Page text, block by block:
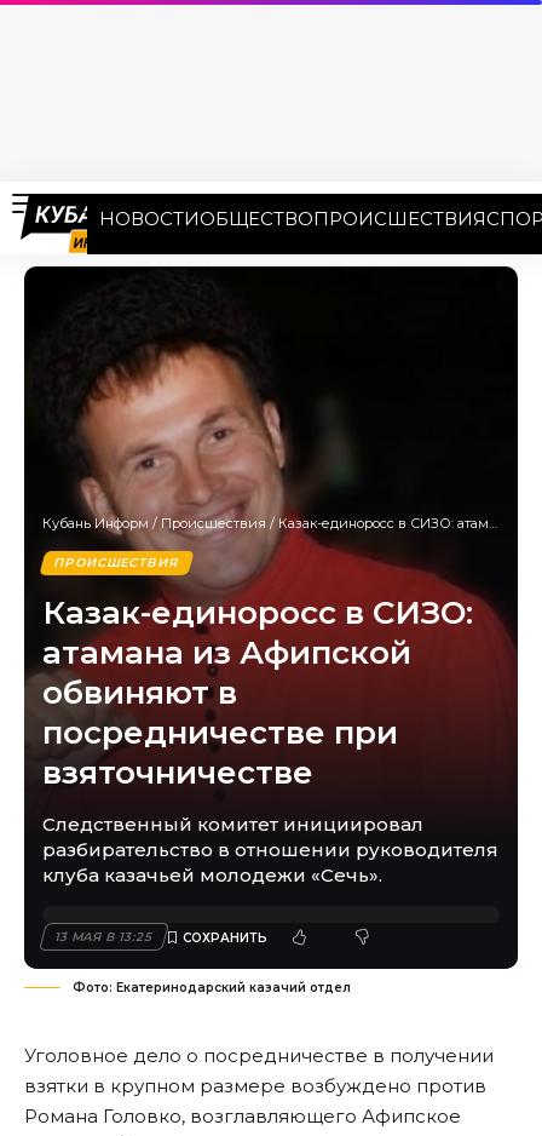
НОВОСТИОБЩЕСТВОПРОИСШЕСТВИЯ
Кубань Информ / Происшествия / Казак-единоросс в СИЗО: атамана из Афипской обвиняют в посредничестве при взяточничестве
ПРОИСШЕСТВИЯ
Казак-единоросс в СИЗО:
атамана из Афипской
обвиняют в
посредничестве при
взяточничестве
Следственный комитет инициировал
разбирательство в отношении руководителя
клуба казачьей молодежи «Сечь».
13 МАЯ В 13:25
Фото: Екатеринодарский казачий отдел
Уголовное дело о посредничестве в получении
взятки в крупном размере возбуждено против
Романа Головко, возглавляющего Афипское